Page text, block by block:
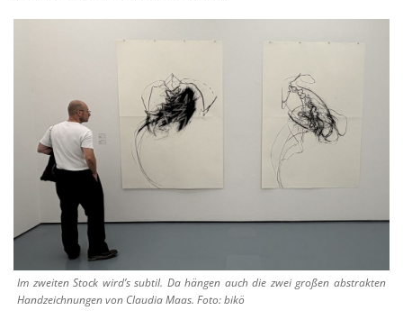
Im zweiten Stock wird’s subtil. Da hängen auch die zwei großen abstrakten
Handzeichnungen von Claudia Maas. Foto: bikö